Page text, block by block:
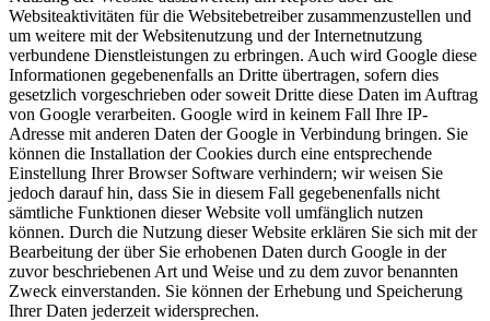
Websiteaktivitäten für die Websitebetreiber zusammenzustellen und
um weitere mit der Websitenutzung und der Internetnutzung
verbundene Dienstleistungen zu erbringen. Auch wird Google diese
Informationen gegebenenfalls an Dritte übertragen, sofern dies
gesetzlich vorgeschrieben oder soweit Dritte diese Daten im Auftrag
von Google verarbeiten. Google wird in keinem Fall Ihre IP-
Adresse mit anderen Daten der Google in Verbindung bringen. Sie
können die Installation der Cookies durch eine entsprechende
Einstellung Ihrer Browser Software verhindern; wir weisen Sie
jedoch darauf hin, dass Sie in diesem Fall gegebenenfalls nicht
sämtliche Funktionen dieser Website voll umfänglich nutzen
können. Durch die Nutzung dieser Website erklären Sie sich mit der
Bearbeitung der über Sie erhobenen Daten durch Google in der
zuvor beschriebenen Art und Weise und zu dem zuvor benannten
Zweck einverstanden. Sie können der Erhebung und Speicherung
Ihrer Daten jederzeit widersprechen.